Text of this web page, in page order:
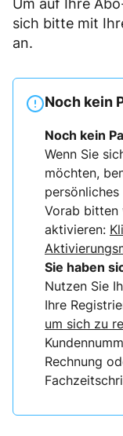
Um auf Ihre
sich bitte mit
an.
Noch kein
Noch kein
Wenn Sie
möchten,
Vorab bitten
aktivieren:
Sie haben
Nutzen Sie
Ihre
um sich zu
Rechnung